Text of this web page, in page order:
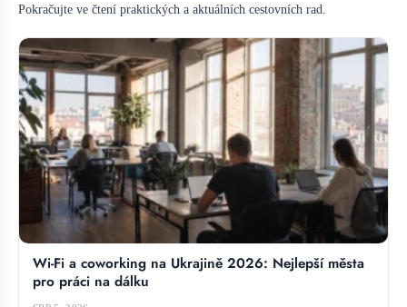
Pokračujte ve čtení praktických a aktuálních cestovních rad.
Wi-Fi a coworking na Ukrajině 2026: Nejlepší města
pro práci na dálku